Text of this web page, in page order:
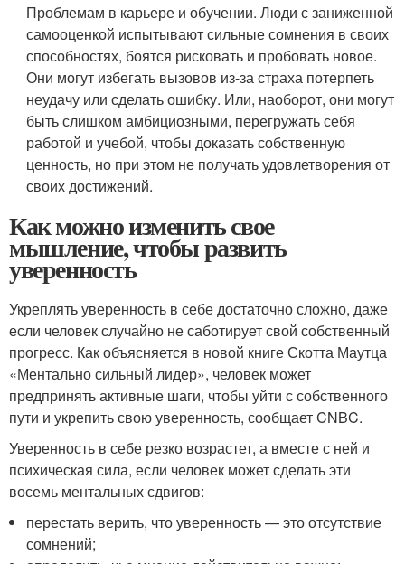
Проблемам в карьере и обучении. Люди с заниженной
самооценкой испытывают сильные сомнения в своих
способностях, боятся рисковать и пробовать новое.
Они могут избегать вызовов из-за страха потерпеть
неудачу или сделать ошибку. Или, наоборот, они могут
быть слишком амбициозными, перегружать себя
работой и учебой, чтобы доказать собственную
ценность, но при этом не получать удовлетворения от
своих достижений.
Как можно изменить свое
мышление, чтобы развить
уверенность
Укреплять уверенность в себе достаточно сложно, даже
если человек случайно не саботирует свой собственный
прогресс. Как объясняется в новой книге Скотта Маутца
«Ментально сильный лидер», человек может
предпринять активные шаги, чтобы уйти с собственного
пути и укрепить свою уверенность, сообщает CNBC.
Уверенность в себе резко возрастет, а вместе с ней и
психическая сила, если человек может сделать эти
восемь ментальных сдвигов:
перестать верить, что уверенность — это отсутствие
сомнений;